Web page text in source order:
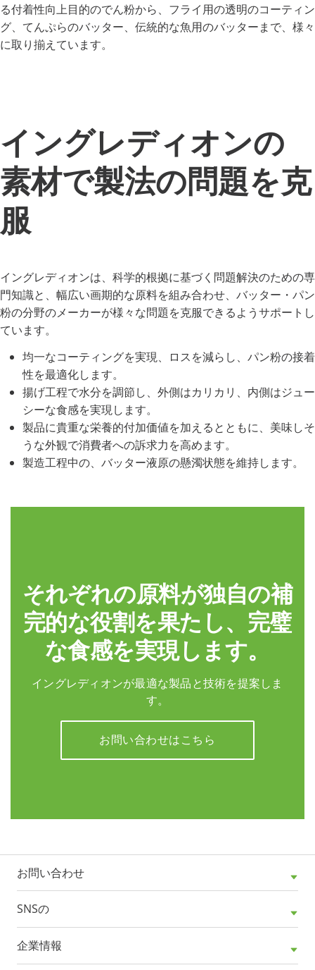
る付着性向上目的のでん粉から、フライ用の透明のコーティン
グ、てんぷらのバッター、伝統的な魚用のバッターまで、様々
に取り揃えています。
イングレディオンの
素材で製法の問題を克
服
イングレディオンは、科学的根拠に基づく問題解決のための専
門知識と、幅広い画期的な原料を組み合わせ、バッター・パン
粉の分野のメーカーが様々な問題を克服できるようサポートし
ています。
均一なコーティングを実現、ロスを減らし、パン粉の接着
性を最適化します。
揚げ工程で水分を調節し、外側はカリカリ、内側はジュー
シーな食感を実現します。
製品に貴重な栄養的付加価値を加えるとともに、美味しそ
うな外観で消費者への訴求力を高めます。
製造工程中の、バッター液原の懸濁状態を維持します。
それぞれの原料が独自の補
完的な役割を果たし、完璧
な食感を実現します。
イングレディオンが最適な製品と技術を提案しま
す。
お問い合わせはこちら
お問い合わせ
SNSの
企業情報